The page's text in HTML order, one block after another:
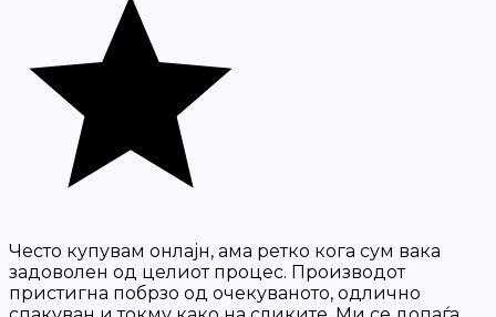
Често купувам онлајн, ама ретко кога сум вака
задоволен од целиот процес. Производот
пристигна побрзо од очекуваното, одлично